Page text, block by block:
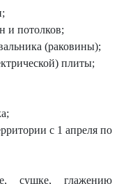
и потолков;
(раковины);
плиты;
с 1 апреля по
сушке, глажению